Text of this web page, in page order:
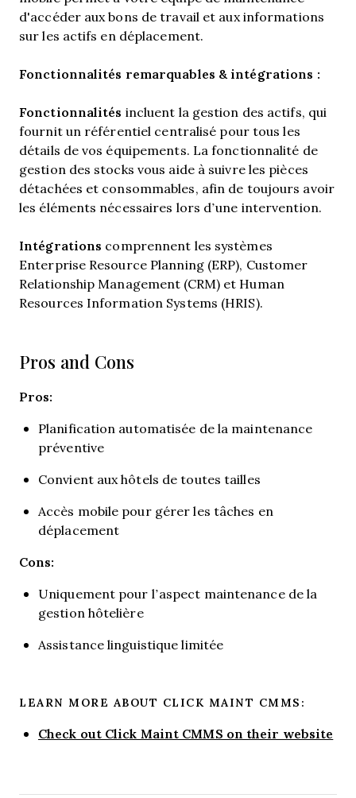
d'accéder aux bons de travail et aux informations
sur les actifs en déplacement.
Fonctionnalités remarquables & intégrations :
Fonctionnalités incluent la gestion des actifs, qui
fournit un référentiel centralisé pour tous les
détails de vos équipements. La fonctionnalité de
gestion des stocks vous aide à suivre les pièces
détachées et consommables, afin de toujours avoir
les éléments nécessaires lors d’une intervention.
Intégrations comprennent les systèmes
Enterprise Resource Planning (ERP), Customer
Relationship Management (CRM) et Human
Resources Information Systems (HRIS).
Pros and Cons
Pros:
Planification automatisée de la maintenance
préventive
Convient aux hôtels de toutes tailles
Accès mobile pour gérer les tâches en
déplacement
Cons:
Uniquement pour l’aspect maintenance de la
gestion hôtelière
Assistance linguistique limitée
LEARN MORE ABOUT CLICK MAINT CMMS:
Check out Click Maint CMMS on their website